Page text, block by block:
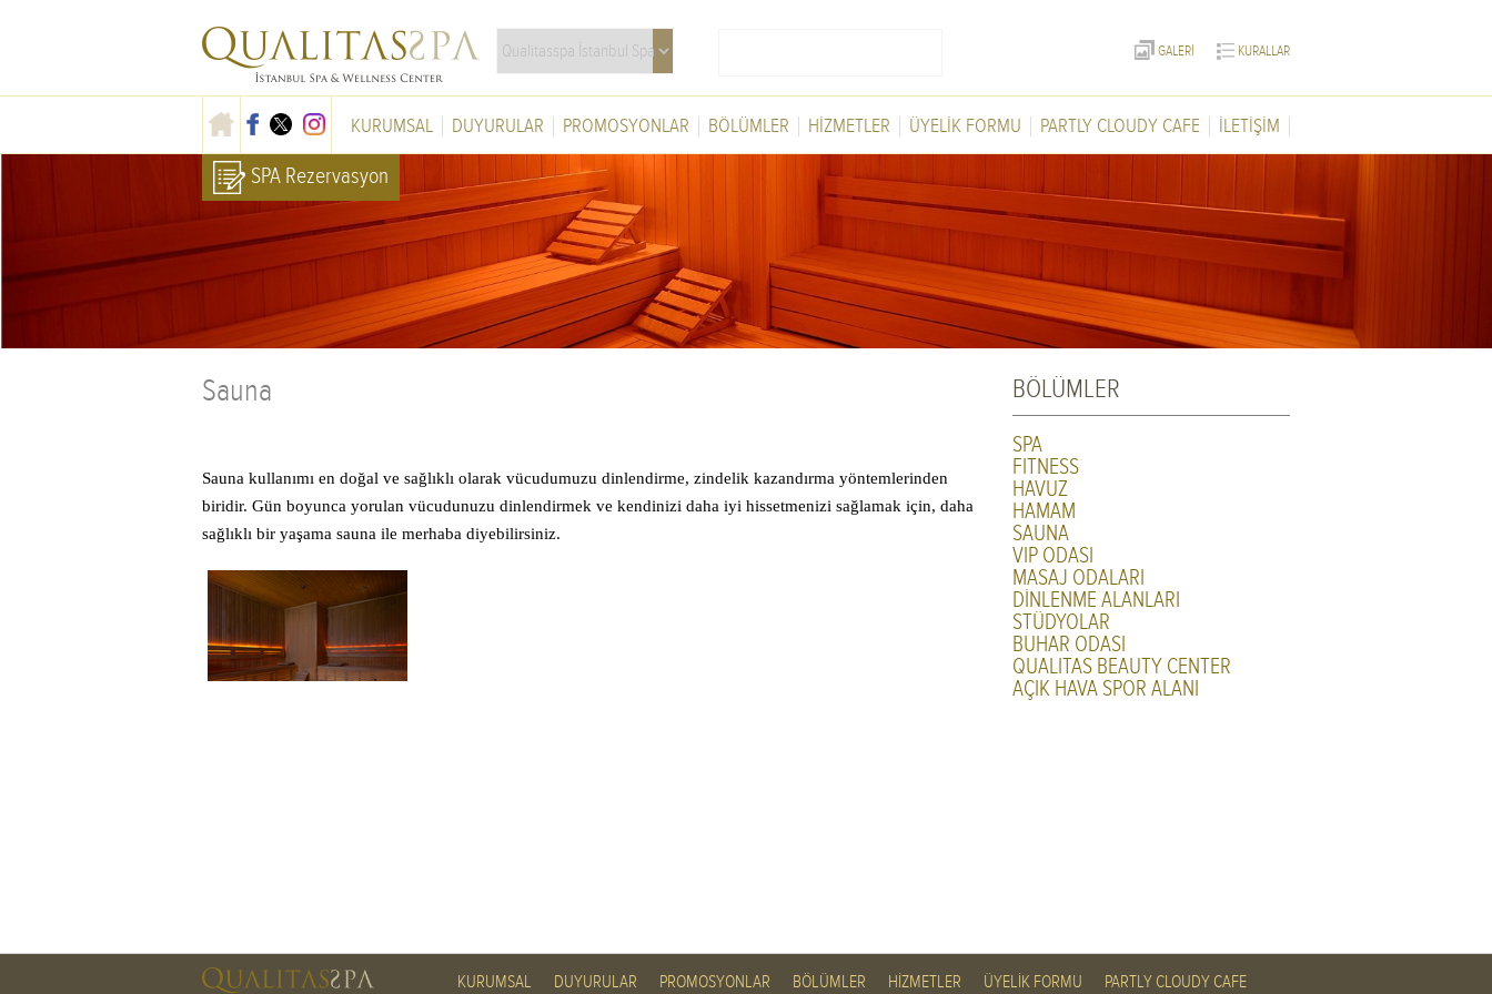
GALERİ KURALLAR
KURUMSAL DUYURULAR PROMOSYONLAR BÖLÜMLER HİZMETLER ÜYELİK FORMU PARTLY CLOUDY CAFE İLETİŞİM
SPA Rezervasyon
BÖLÜMLER
SPA
FITNESS
HAVUZ
HAMAM
SAUNA
VIP ODASI
MASAJ ODALARI
DİNLENME ALANLARI
STÜDYOLAR
BUHAR ODASI
QUALITAS BEAUTY CENTER
AÇIK HAVA SPOR ALANI
Sauna
Sauna kullanımı en doğal ve sağlıklı olarak vücudumuzu dinlendirme, zindelik kazandırma yöntemlerinden
biridir. Gün boyunca yorulan vücudunuzu dinlendirmek ve kendinizi daha iyi hissetmenizi sağlamak için, daha
sağlıklı bir yaşama sauna ile merhaba diyebilirsiniz.
KURUMSAL DUYURULAR PROMOSYONLAR BÖLÜMLER HİZMETLER ÜYELİK FORMU PARTLY CLOUDY CAFE